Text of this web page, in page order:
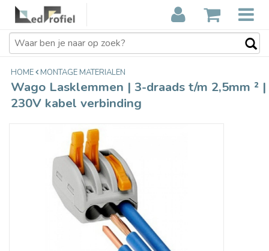
Wago Lasklemmen | 3-draads t/m
2,5mm ² | 230V kabel verbinding
€1,20
HOME MONTAGE MATERIALEN
Wago Lasklemmen | 3-draads t/m 2,5mm ² |
230V kabel verbinding